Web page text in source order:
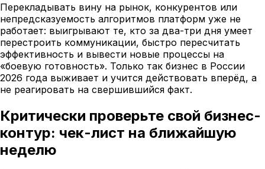
Перекладывать вину на рынок, конкурентов или
непредсказуемость алгоритмов платформ уже не
работает: выигрывают те, кто за два-три дня умеет
перестроить коммуникации, быстро пересчитать
эффективность и вывести новые процессы на
«боевую готовность». Только так бизнес в России
2026 года выживает и учится действовать вперёд, а
не реагировать на свершившийся факт.
Критически проверьте свой бизнес-
контур: чек-лист на ближайшую
неделю